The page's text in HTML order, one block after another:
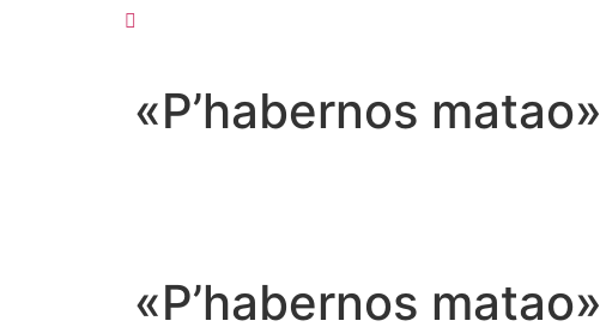
«P’habernos matao»
«P’habernos matao»